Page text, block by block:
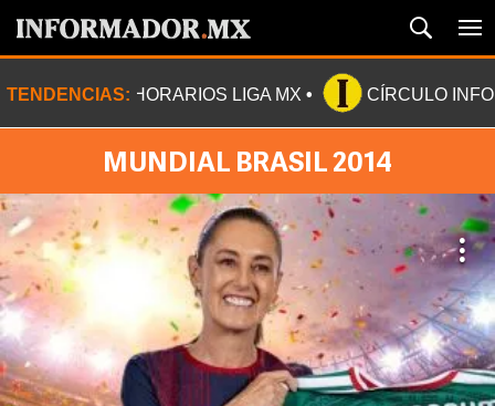
TENDENCIAS: HORARIOS LIGA MX CÍRCULO
MUNDIAL BRASIL 2014